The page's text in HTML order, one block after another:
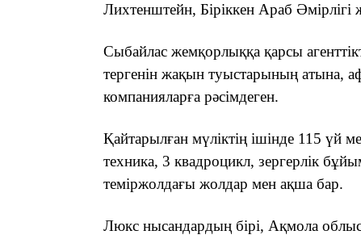
Лихтенштейн, Біріккен Араб
Сыбайлас жемқорлыққа қарсы
тергенін жақын туыстарының атына,
компанияларға рәсімдеген.
Қайтарылған мүліктің ішінде 115 үй
техника, 3 квадроцикл, зергерлік
теміржолдағы жолдар мен ақша бар.
Люкс нысандардың бірі, Ақмола